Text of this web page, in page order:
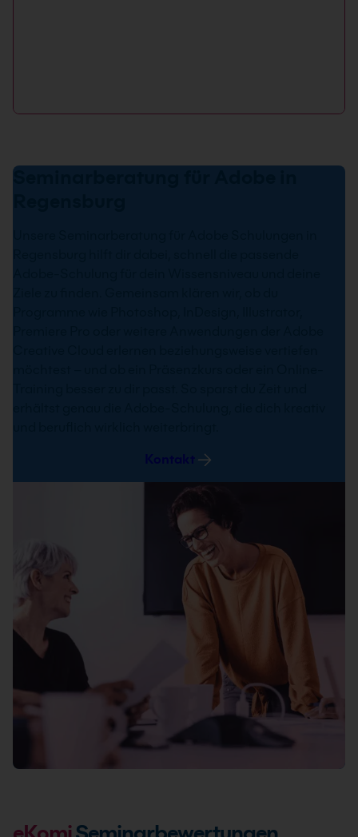
Seminarberatung für Adobe in